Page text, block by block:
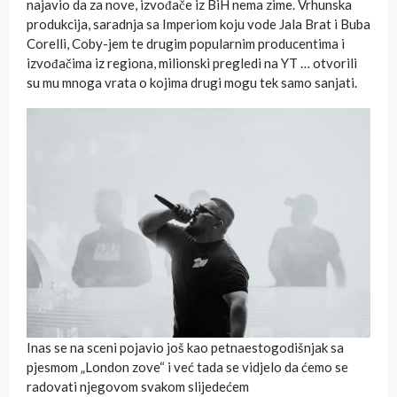
najavio da za nove, izvođače iz BiH nema zime. Vrhunska
produkcija, saradnja sa Imperiom koju vode Jala Brat i Buba
Corelli, Coby-jem te drugim popularnim producentima i
izvođačima iz regiona, milionski pregledi na YT … otvorili
su mu mnoga vrata o kojima drugi mogu tek samo sanjati.
Inas se na sceni pojavio još kao petnaestogodišnjak sa
pjesmom „London zove“ i već tada se vidjelo da ćemo se
radovati njegovom svakom slijedećem